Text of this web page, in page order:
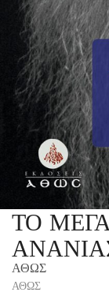
ΤΟ
ΑΘΩΣ
ΑΘΩΣ